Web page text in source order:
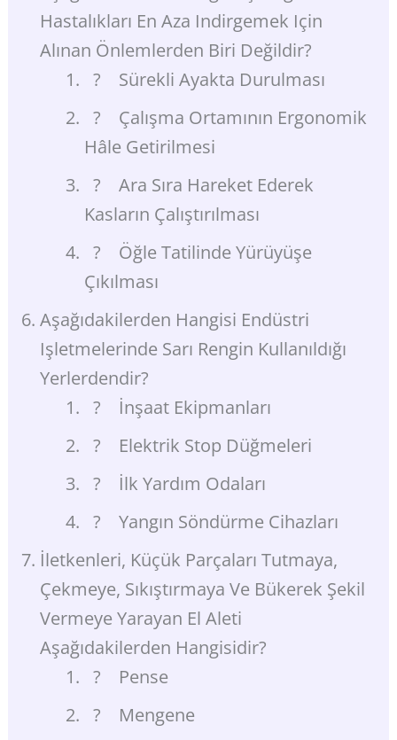
Hastalıkları En Aza Indirgemek Için
Alınan Önlemlerden Biri Değildir?
? Sürekli Ayakta Durulması
? Çalışma Ortamının Ergonomik
Hâle Getirilmesi
? Ara Sıra Hareket Ederek
Kasların Çalıştırılması
? Öğle Tatilinde Yürüyüşe
Çıkılması
Aşağıdakilerden Hangisi Endüstri
Işletmelerinde Sarı Rengin Kullanıldığı
Yerlerdendir?
? İnşaat Ekipmanları
? Elektrik Stop Düğmeleri
? İlk Yardım Odaları
? Yangın Söndürme Cihazları
İletkenleri, Küçük Parçaları Tutmaya,
Çekmeye, Sıkıştırmaya Ve Bükerek Şekil
Vermeye Yarayan El Aleti
Aşağıdakilerden Hangisidir?
? Pense
? Mengene